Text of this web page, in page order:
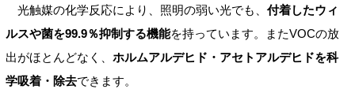
光触媒の化学反応により、照明の弱い光でも、 付着したウィ
ルスや菌を99.9％抑制する機能を持っています。またVOCの放
出がほとんどなく、 ホルムアルデヒド・アセトアルデヒドを科
学吸着・除去できます。